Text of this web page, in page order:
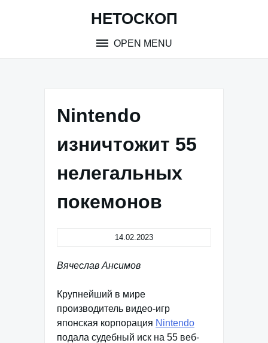
НЕТОСКОП
OPEN MENU
Nintendo
изничтожит 55
нелегальных
покемонов
14.02.2023
Вячеслав Ансимов
Крупнейший в мире
производитель видео-игр
японская корпорация Nintendo
подала судебный иск на 55 веб-